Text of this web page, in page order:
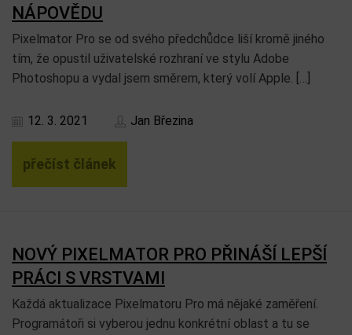
NÁPOVĚDU
Pixelmator Pro se od svého předchůdce liší kromě jiného
tím, že opustil uživatelské rozhraní ve stylu Adobe
Photoshopu a vydal jsem směrem, který volí Apple. […]
12. 3. 2021 Jan Březina
přečíst článek
NOVÝ PIXELMATOR PRO PŘINÁŠÍ LEPŠÍ
PRÁCI S VRSTVAMI
Každá aktualizace Pixelmatoru Pro má nějaké zaměření.
Programátoři si vyberou jednu konkrétní oblast a tu se